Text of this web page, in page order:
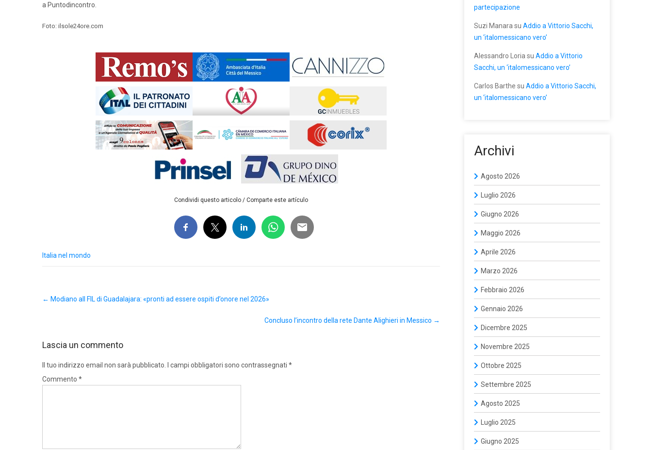
a Puntodincontro.
Foto: ilsole24ore.com
Condividi questo articolo / Comparte este artículo
Italia nel mondo
navigation
← Modiano all FIL di Guadalajara: «pronti ad essere ospiti d’onore nel 2026»
Concluso l’incontro della rete Dante Alighieri in Messico →
Lascia un commento
Il tuo indirizzo email non sarà pubblicato. I campi obbligatori sono contrassegnati *
Commento *
partecipazione
Suzi Manara su Addio a Vittorio Sacchi,
un ‘italomessicano vero’
Alessandro Loria su Addio a Vittorio
Sacchi, un ‘italomessicano vero’
Carlos Barthe su Addio a Vittorio Sacchi,
un ‘italomessicano vero’
Archivi
Agosto 2026
Luglio 2026
Giugno 2026
Maggio 2026
Aprile 2026
Marzo 2026
Febbraio 2026
Gennaio 2026
Dicembre 2025
Novembre 2025
Ottobre 2025
Settembre 2025
Agosto 2025
Luglio 2025
Giugno 2025